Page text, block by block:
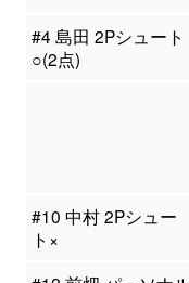
#4 島田 2Pシュート
○(2点)
#10 中村 2Pシュー
ト×